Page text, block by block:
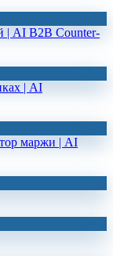
| AI B2B Counter-
| AI
маржи | AI